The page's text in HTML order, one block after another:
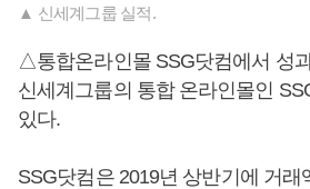
▲ 신세계그룹 실적.
△통합온라인몰 SSG닷컴에서 성
신세계그룹의 통합 온라인몰인
있다.
SSG닷컴은 2019년 상반기에 거래